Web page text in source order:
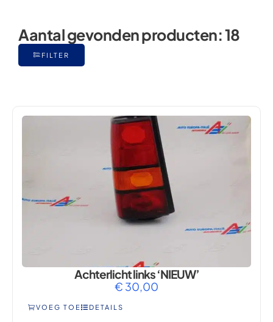
Aantal gevonden producten:18
FILTER
Achterlicht links ‘NIEUW’
€ 30,00
VOEG TOE DETAILS